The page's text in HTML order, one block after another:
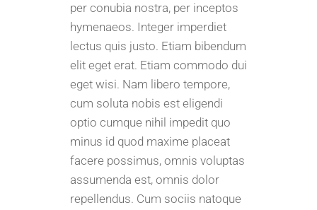
per conubia nostra, per inceptos
hymenaeos. Integer imperdiet
lectus quis justo. Etiam bibendum
elit eget erat. Etiam commodo dui
eget wisi. Nam libero tempore,
cum soluta nobis est eligendi
optio cumque nihil impedit quo
minus id quod maxime placeat
facere possimus, omnis voluptas
assumenda est, omnis dolor
repellendus. Cum sociis natoque